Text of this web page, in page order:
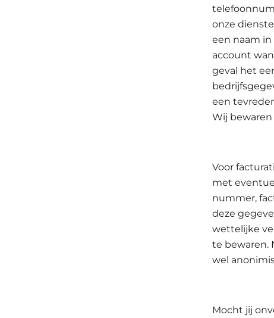
onze
een naam
account
geval het
een
Wij
Voor
met
nummer,
deze
wettelijke
te bewaren.
wel
Mocht jij